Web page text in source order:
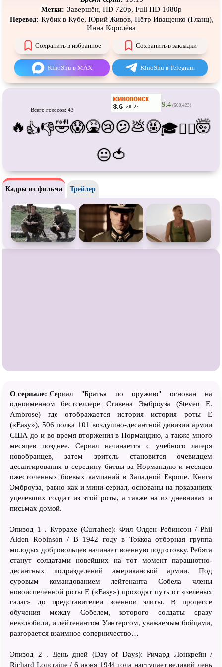
Про танцы
Про тюрьму Про футбол
катание
Про шпионов
Про Юристов иАдвокатов
Псевдодокументальный Режиссёрская версия
Сверхспособности
Ситком Слэшер
Стимпанк Сцены собнажённой натурой
Метки: Завершён, HD 720p, Full HD 1080p
Перевод: Кубик в Кубе, Юрий Живов, Пётр Иващенко (Гланц),
Инна Королёва
Сохранить в избранное Сохранить в закладки
KinoShu в MAX KinoShu в Telegram
Всего голосов: 43
9.4 (600,423)
🔥 👍👎🤣😱🤮😢😕💩🤬🎓😵‍💫🤯
😐🍅
Кадры из фильма Трейлер
О сериале: Сериал "Братья по оружию" основан на
одноименном бестселлере Стивена Эмброуза (Steven E.
Ambrose) где отображается история история роты E
(«Easy»), 506 полка 101 воздушно-десантной дивизии армии
США до и во время вторжения в Нормандию, а также много
месяцев позднее. Сериал начинается с учебного лагеря
новобранцев, затем зритель становится очевидцем
десантирования в середину битвы за Нормандию и месяцев
ожесточенных боевых кампаний в Западной Европе. Книга
Эмброуза, равно как и мини-сериал, основаны на показаниях
уцелевших солдат из этой роты, а также на их дневниках и
письмах домой.
Эпизод 1 . Куррахе (Currahee): Фил Олден Робинсон / Phil
Alden Robinson / В 1942 году в Токкоа отборная группа
молодых добровольцев начинает военную подготовку. Ребята
станут солдатами новейших на тот момент парашютно-
десантных подразделений американской армии. Под
суровым командованием лейтенанта Собела члены
новоиспеченной роты E («Easy») проходят путь от «зеленых
салаг» до представителей военной элиты. В процессе
обучения между Собелем, которого солдаты сразу
невзлюбили, и лейтенантом Уинтерсом, уважаемым бойцами,
разгорается взаимное соперничество…
Эпизод 2 . День дней (Day of Days): Ричард Лонкрейн /
Richard Loncraine / 6 июня 1944 года наступает великий день